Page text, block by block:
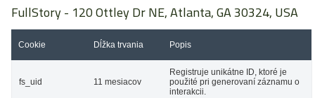
FullStory- 120 Ottley Dr NE, Atlanta, GA 30324, USA
Cookie Dĺžka trvania Popis
fs_uid 11 mesiacov
Registruje unikátne ID, ktoré je
použité pri generovaní záznamu o
interakcii.